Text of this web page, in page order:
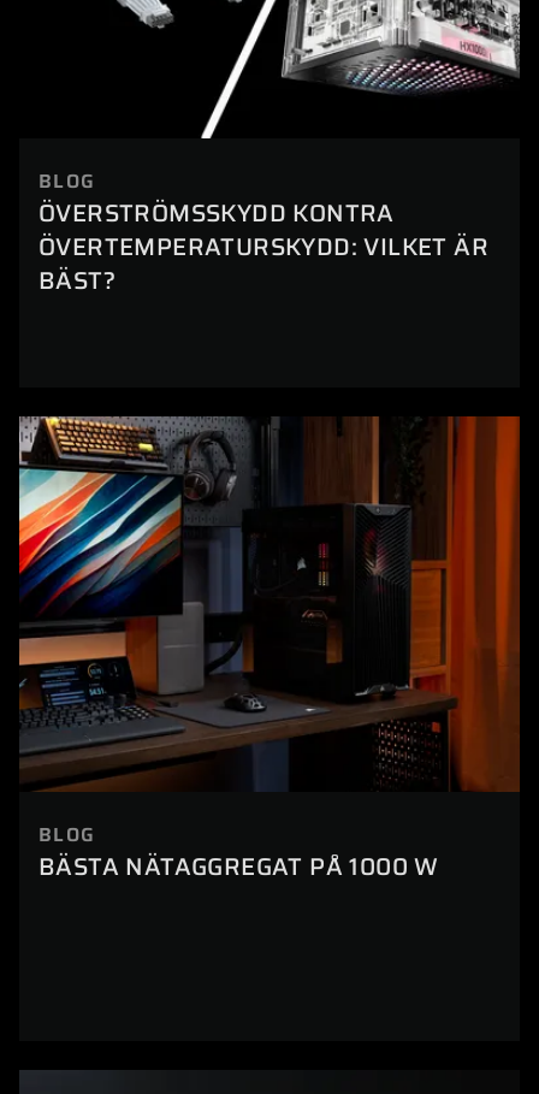
BLOG
ÖVERSTRÖMSSKYDD KONTRA
ÖVERTEMPERATURSKYDD: VILKET ÄR
BÄST?
BLOG
BÄSTA NÄTAGGREGAT PÅ 1000 W